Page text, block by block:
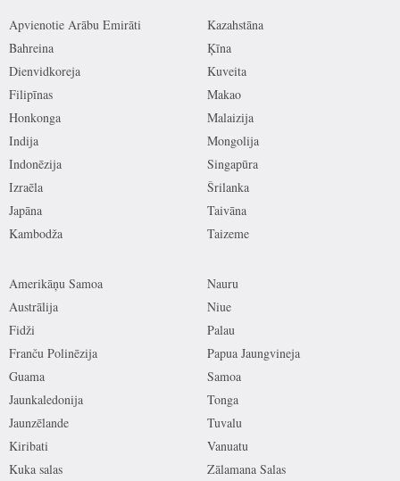
Apvienotie Arābu Emirāti
Bahreina
Dienvidkoreja
Filipīnas
Honkonga
Indija
Indonēzija
Izraēla
Japāna
Kambodža
Kazahstāna
Ķīna
Kuveita
Makao
Malaizija
Mongolija
Singapūra
Šrilanka
Taivāna
Taizeme
Amerikāņu Samoa
Austrālija
Fidži
Franču Polinēzija
Guama
Jaunkaledonija
Jaunzēlande
Kiribati
Kuka salas
Nauru
Niue
Palau
Papua Jaungvineja
Samoa
Tonga
Tuvalu
Vanuatu
Zālamana Salas